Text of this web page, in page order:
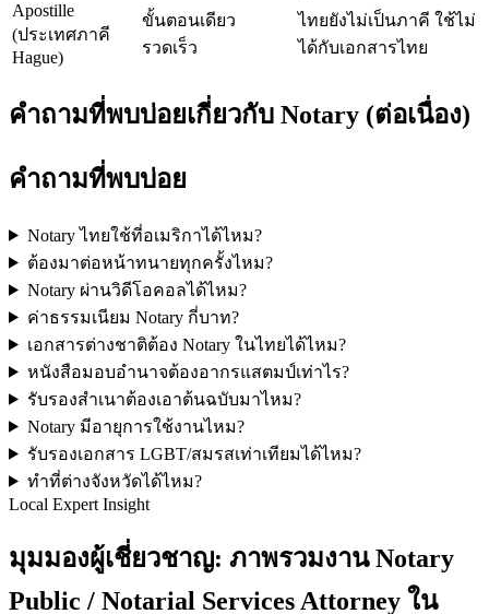
Apostille
(ประเทศภาคี
Hague)
ขั้นตอนเดียว
รวดเร็ว
ไทยยังไม่เป็นภาคี ใช้ไม่
ได้กับเอกสารไทย
คำถามที่พบบ่อยเกี่ยวกับ Notary (ต่อเนื่อง)
คำถามที่พบบ่อย
Notary ไทยใช้ที่อเมริกาได้ไหม?
ต้องมาต่อหน้าทนายทุกครั้งไหม?
Notary ผ่านวิดีโอคอลได้ไหม?
ค่าธรรมเนียม Notary กี่บาท?
เอกสารต่างชาติต้อง Notary ในไทยได้ไหม?
หนังสือมอบอำนาจต้องอากรแสตมป์เท่าไร?
รับรองสำเนาต้องเอาต้นฉบับมาไหม?
Notary มีอายุการใช้งานไหม?
รับรองเอกสาร LGBT/สมรสเท่าเทียมได้ไหม?
ทำที่ต่างจังหวัดได้ไหม?
Local Expert Insight
มุมมองผู้เชี่ยวชาญ: ภาพรวมงาน Notary
Public / Notarial Services Attorney ใน